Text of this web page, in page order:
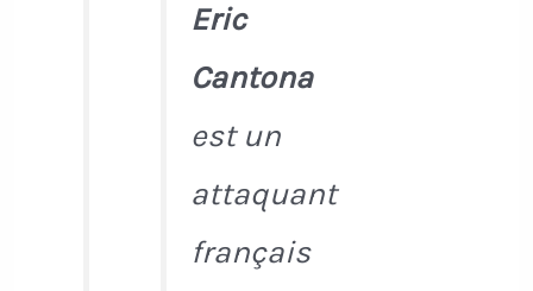
Eric
Cantona
est un
attaquant
français